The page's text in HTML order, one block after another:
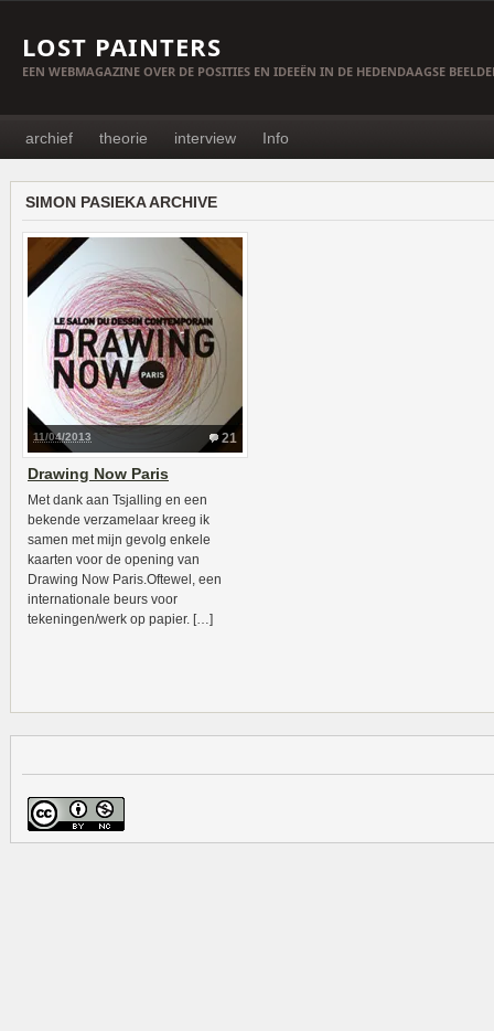
LOST PAINTERS
EEN WEBMAGAZINE OVER DE POSITIES EN IDEEËN IN DE HEDENDAAGSE
archief theorie interview Info
SIMON PASIEKA ARCHIVE
21
11/04/2013
Drawing Now Paris
Met dank aan Tsjalling en een
bekende verzamelaar kreeg ik
samen met mijn gevolg enkele
kaarten voor de opening van
Drawing Now Paris.Oftewel, een
internationale beurs voor
tekeningen/werk op papier. […]